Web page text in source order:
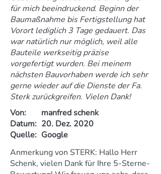
für mich beeindruckend. Beginn der
Baumaßnahme bis Fertigstellung hat
Vorort lediglich 3 Tage gedauert. Das
war natürlich nur möglich, weil alle
Bauteile werkseitig präzise
vorgefertigt wurden. Bei meinem
nächsten Bauvorhaben werde ich sehr
gerne wieder auf die Dienste der Fa.
Sterk zurückgreifen. Vielen Dank!
Von:
manfred schenk
Datum: 20. Dez. 2020
Quelle: Google
Anmerkung von STERK: Hallo Herr
Schenk, vielen Dank für Ihre 5-Sterne-